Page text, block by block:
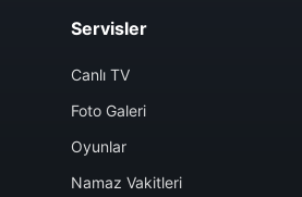
Servisler
Canlı TV
Foto Galeri
Oyunlar
Namaz Vakitleri